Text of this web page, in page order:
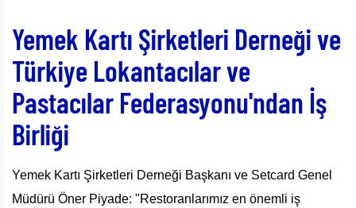
Yemek Kartı Şirketleri Derneği ve
Türkiye Lokantacılar ve
Pastacılar Federasyonu'ndan İş
Birliği
Yemek Kartı Şirketleri Derneği Başkanı ve Setcard Genel
Müdürü Öner Piyade: "Restoranlarımız en önemli iş